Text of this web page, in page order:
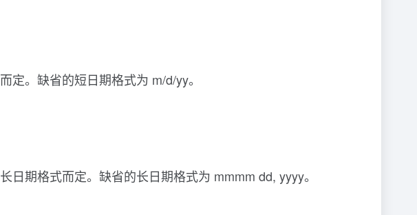
。缺省的短日期格式为 m/d/yy。
期格式而定。缺省的长日期格式为 mmmm dd, yyyy。